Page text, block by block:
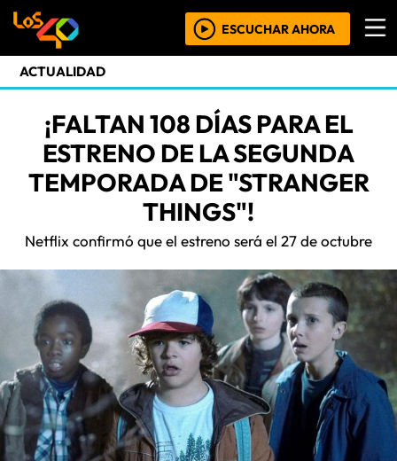
ESCUCHAR AHORA
ACTUALIDAD
¡FALTAN 108 DÍAS PARA EL
ESTRENO DE LA SEGUNDA
TEMPORADA DE "STRANGER
THINGS"!
Netflix confirmó que el estreno será el 27 de octubre